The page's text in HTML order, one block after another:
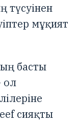
түсуінен
мұқият
басты
ол
сияқты